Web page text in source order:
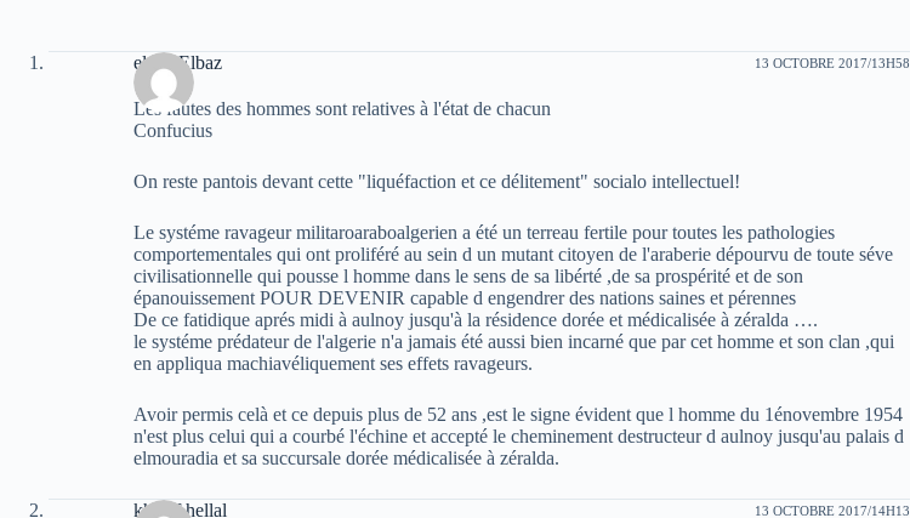
elvez Elbaz 13 OCTOBRE 2017/13H58
Les fautes des hommes sont relatives à l'état de chacun
Confucius
On reste pantois devant cette "liquéfaction et ce délitement" socialo intellectuel!
Le systéme ravageur militaroaraboalgerien a été un terreau fertile pour toutes les pathologies
comportementales qui ont proliféré au sein d un mutant citoyen de l'araberie dépourvu de toute séve
civilisationnelle qui pousse l homme dans le sens de sa libérté ,de sa prospérité et de son
épanouissement POUR DEVENIR capable d engendrer des nations saines et pérennes
De ce fatidique aprés midi à aulnoy jusqu'à la résidence dorée et médicalisée à zéralda ….
le systéme prédateur de l'algerie n'a jamais été aussi bien incarné que par cet homme et son clan ,qui
en appliqua machiavéliquement ses effets ravageurs.
Avoir permis celà et ce depuis plus de 52 ans ,est le signe évident que l homme du 1énovembre 1954
n'est plus celui qui a courbé l'échine et accepté le cheminement destructeur d aulnoy jusqu'au palais d
elmouradia et sa succursale dorée médicalisée à zéralda.
khelaf hellal 13 OCTOBRE 2017/14H13